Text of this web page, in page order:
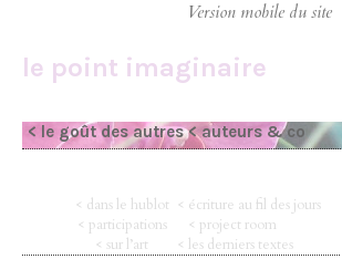
le point imaginaire
< le goût des autres < auteurs & co
< dans le hublot < écriture au fil des jours
< participations
< project room
< sur l’art
< les derniers textes